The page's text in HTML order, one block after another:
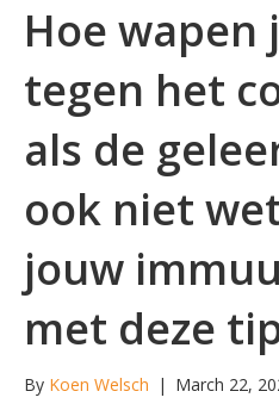
Hoe wapen
tegen het
als de
ook niet
jouw
met deze
By Koen Welsch | March 22,